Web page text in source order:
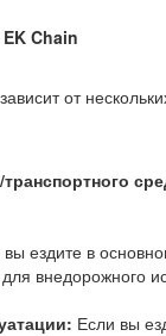
Chain
от
вы ездите в
внедорожного
Если вы